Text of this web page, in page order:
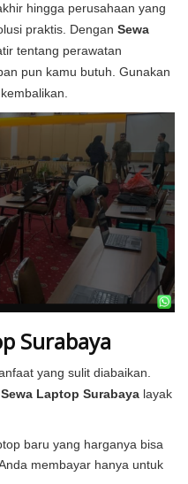
hingga perusahaan yang
praktis. Dengan Sewa
tentang perawatan
pun kamu butuh. Gunakan
Surabaya
yang sulit diabaikan.
Sewa Laptop Surabaya layak
baru yang harganya bisa
membayar hanya untuk